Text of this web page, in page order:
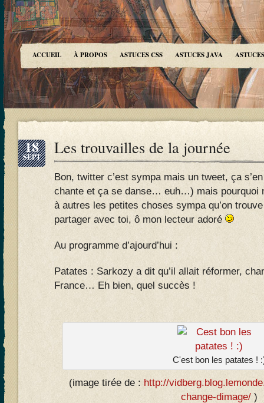
ACCUEIL À PROPOS ASTUCES CSS ASTUCES JAVA
18
SEPT Les trouvailles de la journée
Bon, twitter c’est sympa mais un tweet, ça
chante et ça se danse… euh…) mais pourquoi
à autres les petites choses sympa qu’on
partager avec toi, ô mon lecteur adoré
Au programme d’ajourd’hui :
Patates : Sarkozy a dit qu’il allait réformer,
France… Eh bien, quel succès !
C'est bon les patates !
(image tirée de : http://
change-dimage/ )